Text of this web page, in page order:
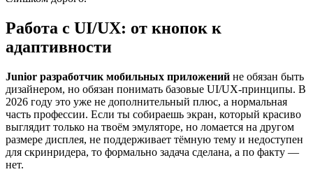
Работа с UI/UX: от кнопок к
адаптивности
Junior разработчик мобильных приложений не обязан быть
дизайнером, но обязан понимать базовые UI/UX-принципы. В
2026 году это уже не дополнительный плюс, а нормальная
часть профессии. Если ты собираешь экран, который красиво
выглядит только на твоём эмуляторе, но ломается на другом
размере дисплея, не поддерживает тёмную тему и недоступен
для скринридера, то формально задача сделана, а по факту —
нет.